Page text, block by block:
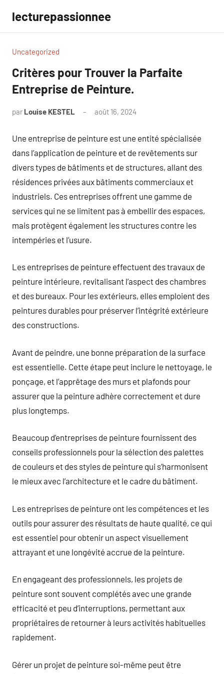
contenu
lecturepassionnee
Uncategorized
Critères pour Trouver la Parfaite
Entreprise de Peinture.
par Louise KESTEL août 16, 2024
Une entreprise de peinture est une entité spécialisée
dans l’application de peinture et de revêtements sur
divers types de bâtiments et de structures, allant des
résidences privées aux bâtiments commerciaux et
industriels. Ces entreprises offrent une gamme de
services qui ne se limitent pas à embellir des espaces,
mais protègent également les structures contre les
intempéries et l’usure.
Les entreprises de peinture effectuent des travaux de
peinture intérieure, revitalisant l’aspect des chambres
et des bureaux. Pour les extérieurs, elles emploient des
peintures durables pour préserver l’intégrité extérieure
des constructions.
Avant de peindre, une bonne préparation de la surface
est essentielle. Cette étape peut inclure le nettoyage, le
ponçage, et l’apprêtage des murs et plafonds pour
assurer que la peinture adhère correctement et dure
plus longtemps.
Beaucoup d’entreprises de peinture fournissent des
conseils professionnels pour la sélection des palettes
de couleurs et des styles de peinture qui s’harmonisent
le mieux avec l’architecture et le cadre du bâtiment.
Les entreprises de peinture ont les compétences et les
outils pour assurer des résultats de haute qualité, ce qui
est essentiel pour obtenir un aspect visuellement
attrayant et une longévité accrue de la peinture.
En engageant des professionnels, les projets de
peinture sont souvent complétés avec une grande
efficacité et peu d’interruptions, permettant aux
propriétaires de retourner à leurs activités habituelles
rapidement.
Gérer un projet de peinture soi-même peut être